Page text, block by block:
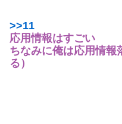
>>11
応用情報はすごい
ちなみに俺は応用情報
る）